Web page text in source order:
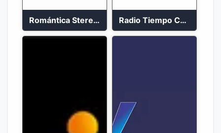
Romántica Stereo 88.1 FM Radio Tiempo Cali En Vivo 2023